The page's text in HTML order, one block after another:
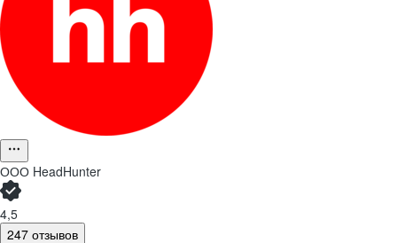
ООО HeadHunter
4,5
247 отзывов